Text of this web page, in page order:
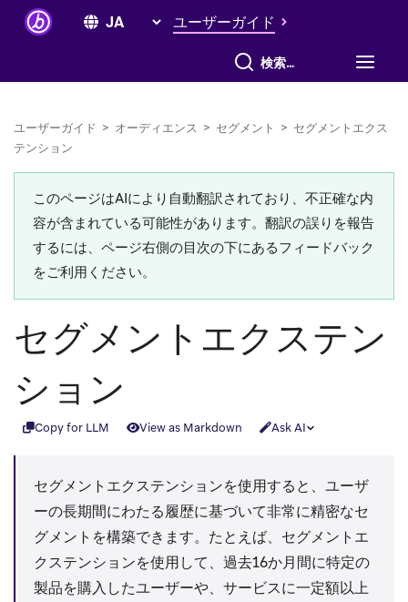
ユーザーガイド
すべて検索
ユーザーガイド > オーディエンス > セグメント > セグメントエクス
テンション
このページはAIにより自動翻訳されており、不正確な内
容が含まれている可能性があります。翻訳の誤りを報告
するには、ページ右側の目次の下にあるフィードバック
をご利用ください。
セグメントエクステン
ション
Copy for LLM View as Markdown Ask AI
セグメントエクステンションを使用すると、ユーザ
ーの長期間にわたる履歴に基づいて非常に精密なセ
グメントを構築できます。たとえば、セグメントエ
クステンションを使用して、過去16か月間に特定の
製品を購入したユーザーや、サービスに一定額以上